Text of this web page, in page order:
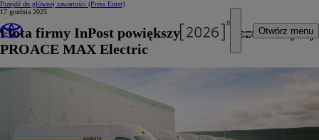
Przejdź do głównej zawartości (Press Enter)
Otwórz menu
17 grudnia 2025
Flota firmy InPost powiększy się o 500 sztuk Toyoty
PROACE MAX Electric